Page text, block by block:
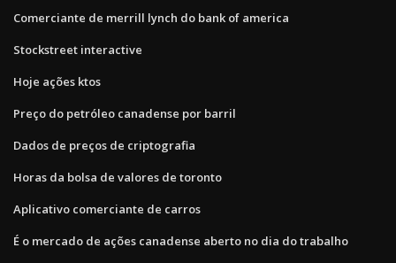
Comerciante de merrill lynch do bank of america
Stockstreet interactive
Hoje ações ktos
Preço do petróleo canadense por barril
Dados de preços de criptografia
Horas da bolsa de valores de toronto
Aplicativo comerciante de carros
É o mercado de ações canadense aberto no dia do trabalho